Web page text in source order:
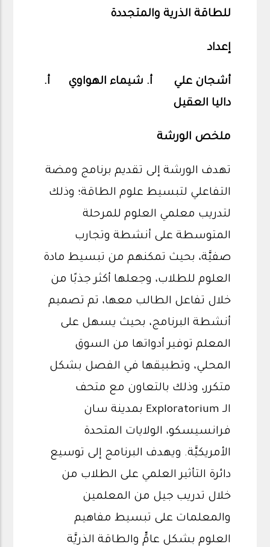
للطاقة الذرية والمتجددة
إعداد
أشجان علي أ. شيماء الهواوي أ.
داليا العقيل
ملخص الورشة
تهدف الورشة إلى تقديم برنامج ومضة
التفاعلي لتبسيط علوم الطاقة؛ وذلك
لتدريب معلمي العلوم للمرحلة
المتوسطة على أنشطة وتجارب
صفيَّة، بحيث تمكنهم من تبسيط مادة
العلوم للطلاب، وجعلها أكثر جذبًا من
خلال تفاعل الطالب معها، تم تصميم
أنشطة البرنامج، بحيث يسهل على
المعلم توفير أدواتها من السوق
المحلي، وتطبيقها في الفصل بشكل
متكرر، وذلك بالتعاون مع متحف
الـ Exploratorium بمدينة سان
فرانسيسكو، الولايات المتحدة
الأمريكيَّة. ويهدف البرنامج إلى توسيع
دائرة التأثير العلمي على الطلاب من
خلال تدريب جيل من المعلمين
والمعلمات على تبسيط مفاهيم
العلوم بشكل عامٍّ والطاقة الذريَّة